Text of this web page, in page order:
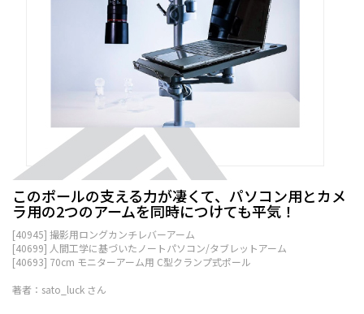
このポールの支える力が凄くて、パソコン用とカメ
ラ用の2つのアームを同時につけても平気！
[40945] 撮影用ロングカンチレバーアーム
[40699] 人間工学に基づいたノートパソコン/タブレットアーム
[40693] 70cm モニターアーム用 C型クランプ式ポール
著者：sato_luck さん